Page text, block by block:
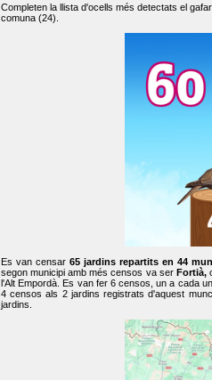
Completen la llista d'ocells més detectats el
comuna (24).
Es van censar65 jardins repartits en 44
segon municipi amb més censos va ser Fortià,
l'Alt Empordà. Es van fer 6 censos, un a cada
4 censos als 2 jardins registrats d'aquest
jardins.